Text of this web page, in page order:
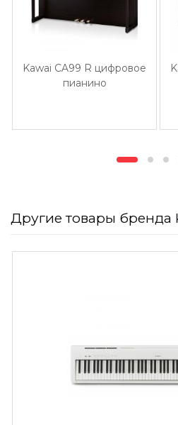
Kawai CA99 R цифровое
пианино
Другие товары бренда